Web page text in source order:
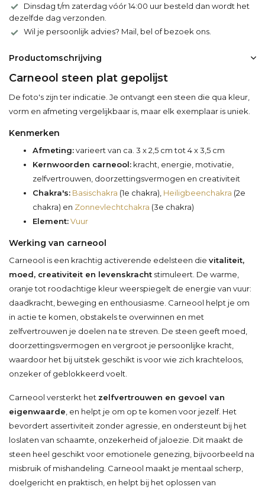
Dinsdag t/m zaterdag vóór 14:00 uur besteld dan wordt het
dezelfde dag verzonden.
Wil je persoonlijk advies? Mail, bel of bezoek ons.
Productomschrijving
Carneool steen plat gepolijst
De foto's zijn ter indicatie. Je ontvangt een steen die qua kleur,
vorm en afmeting vergelijkbaar is, maar elk exemplaar is uniek.
Kenmerken
Afmeting:varieert van ca. 3 x 2,5 cm tot 4 x 3,5 cm
Kernwoorden carneool: kracht, energie, motivatie,
zelfvertrouwen, doorzettingsvermogen en creativiteit
Chakra's: Basischakra (1e chakra), Heiligbeenchakra (2e
chakra) en Zonnevlechtchakra (3e chakra)
Element:Vuur
Werking van carneool
Carneool is een krachtig activerende edelsteen die vitaliteit,
moed, creativiteit en levenskracht stimuleert. De warme,
oranje tot roodachtige kleur weerspiegelt de energie van vuur:
daadkracht, beweging en enthousiasme. Carneool helpt je om
in actie te komen, obstakels te overwinnen en met
zelfvertrouwen je doelen na te streven. De steen geeft moed,
doorzettingsvermogen en vergroot je persoonlijke kracht,
waardoor het bij uitstek geschikt is voor wie zich krachteloos,
onzeker of geblokkeerd voelt.
Carneool versterkt het zelfvertrouwen en gevoel van
eigenwaarde , en helpt je om op te komen voor jezelf. Het
bevordert assertiviteit zonder agressie, en ondersteunt bij het
loslaten van schaamte, onzekerheid of jaloezie. Dit maakt de
steen heel geschikt voor emotionele genezing, bijvoorbeeld na
misbruik of mishandeling. Carneool maakt je mentaal scherp,
doelgericht en praktisch, en helpt bij het oplossen van